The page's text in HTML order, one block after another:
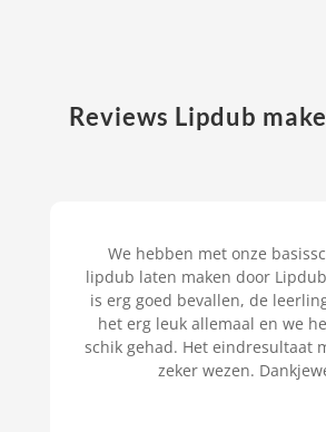
Reviews Lipdub
We hebben met onze
lipdub laten maken door
is erg goed bevallen, de
het erg leuk allemaal en we
schik gehad. Het eindresultaat
zeker wezen.